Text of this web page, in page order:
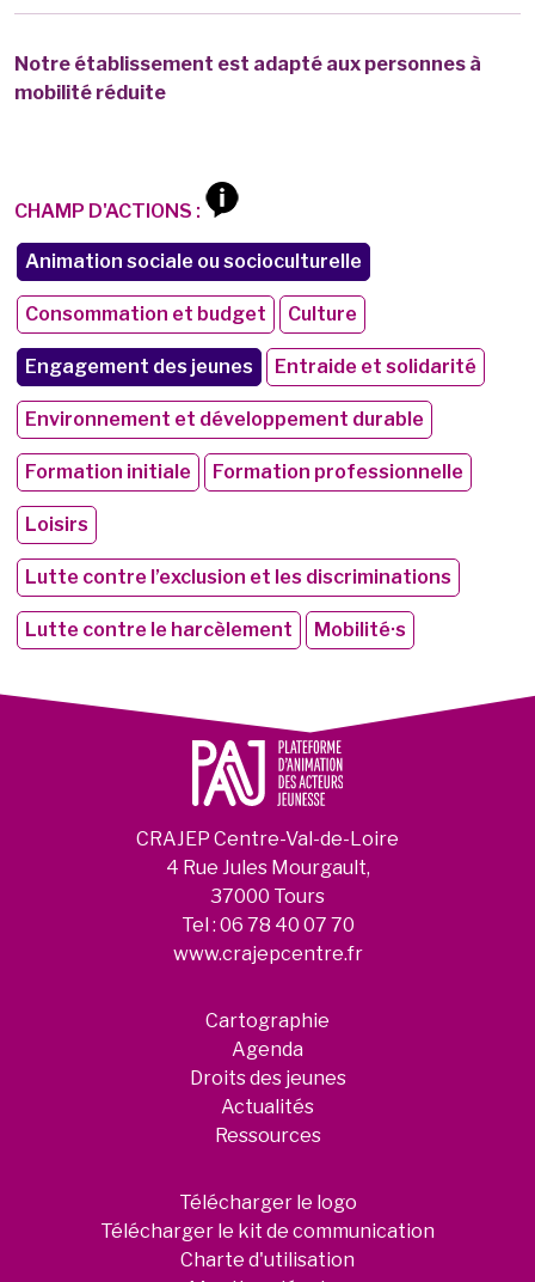
Notre établissement est adapté aux personnes à
mobilité réduite
CHAMP D'ACTIONS :
Animation sociale ou socioculturelle
Consommation et budget Culture
Engagement des jeunes Entraide et solidarité
Environnement et développement durable
Formation initiale Formation professionnelle
Loisirs
Lutte contre l’exclusion et les discriminations
Lutte contre le harcèlement Mobilité·s
CRAJEP Centre-Val-de-Loire
4 Rue Jules Mourgault,
37000 Tours
Tel : 06 78 40 07 70
www.crajepcentre.fr
Cartographie
Agenda
Droits des jeunes
Actualités
Ressources
Télécharger le logo
Télécharger le kit de communication
Charte d'utilisation